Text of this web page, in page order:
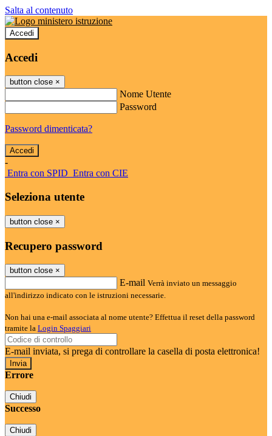
Salta al contenuto
Accedi
Accedi
button close ×
Nome Utente
Password
Password dimenticata?
-
Entra con SPID Entra con CIE
Seleziona utente
button close ×
Recupero password
button close ×
E-mail Verrà inviato un messaggio
all'indirizzo indicato con le istruzioni necessarie.
Non hai una e-mail associata al nome utente? Effettua il reset della password
tramite la Login Spaggiari
E-mail inviata, si prega di controllare la casella di posta elettronica!
Errore
Chiudi
Successo
Chiudi